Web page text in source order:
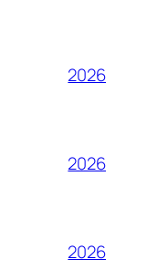
2026
2026
2026